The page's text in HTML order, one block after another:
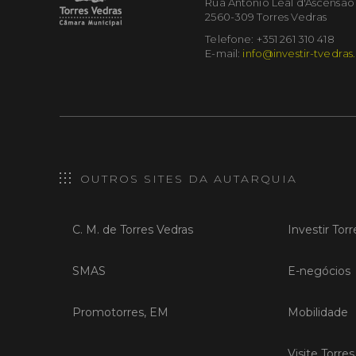
2560-309 Torres Vedras
Telefone: +351 261 310 418
E-mail: info@investir-
OUTROS SITES DA AUTARQUIA
C. M. de Torres Vedras
SMAS
Promotorres, EM
Investir
E-negócios
Mobilidade